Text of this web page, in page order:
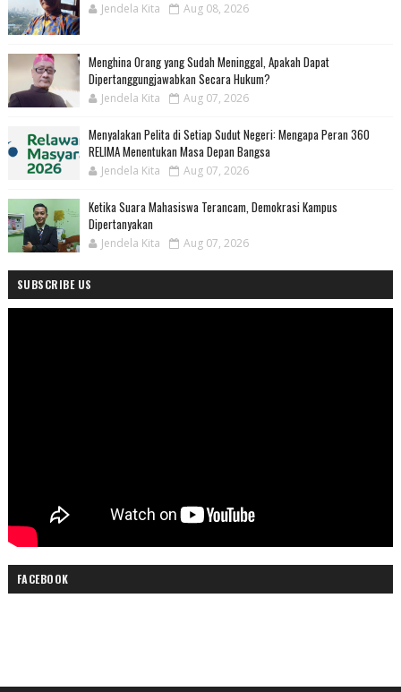
Jendela Kita Aug 08, 2026
Menghina Orang yang Sudah Meninggal, Apakah Dapat
Dipertanggungjawabkan Secara Hukum?
Jendela Kita Aug 07, 2026
Menyalakan Pelita di Setiap Sudut Negeri: Mengapa Peran 360
RELIMA Menentukan Masa Depan Bangsa
Jendela Kita Aug 07, 2026
Ketika Suara Mahasiswa Terancam, Demokrasi Kampus
Dipertanyakan
Jendela Kita Aug 07, 2026
SUBSCRIBE US
FACEBOOK